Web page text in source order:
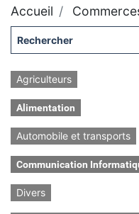
Accueil
Agriculteurs
Alimentation
Automobile et transports
Communication
Divers